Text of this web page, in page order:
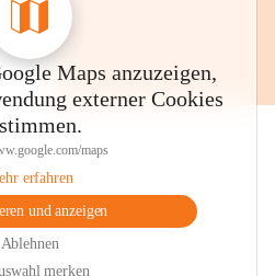
Maps anzuzeigen,
externer Cookies
maps
erfahren
und anzeigen
Ablehnen
merken